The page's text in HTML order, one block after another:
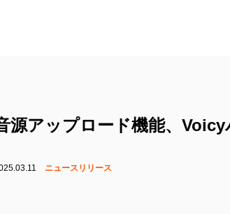
源アップロード機能、
ニュースリリース